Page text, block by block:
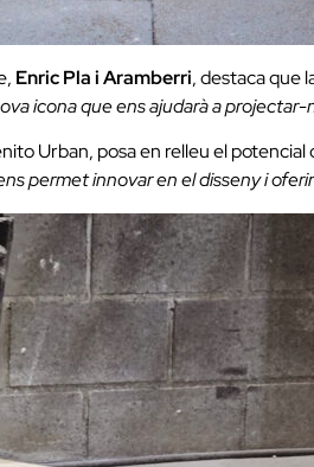
Enric Pla i Aramberri, destaca que
icona que ens ajudarà a
Urban, posa en relleu el potencial
permet innovar en el disseny i